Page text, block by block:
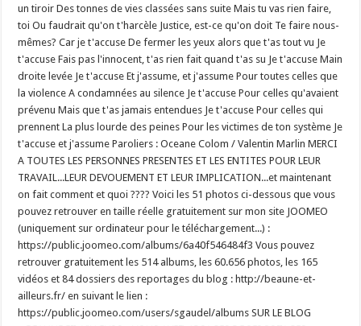
un tiroir Des tonnes de vies classées sans suite Mais tu vas rien faire,
toi Ou faudrait qu'on t'harcèle Justice, est-ce qu'on doit Te faire nous-
mêmes? Car je t'accuse De fermer les yeux alors que t'as tout vu Je
t'accuse Fais pas l'innocent, t'as rien fait quand t'as su Je t'accuse Main
droite levée Je t'accuse Et j'assume, et j'assume Pour toutes celles que
la violence A condamnées au silence Je t'accuse Pour celles qu'avaient
prévenu Mais que t'as jamais entendues Je t'accuse Pour celles qui
prennent La plus lourde des peines Pour les victimes de ton système Je
t'accuse et j'assume Paroliers : Oceane Colom / Valentin Marlin MERCI
A TOUTES LES PERSONNES PRESENTES ET LES ENTITES POUR LEUR
TRAVAIL...LEUR DEVOUEMENT ET LEUR IMPLICATION...et maintenant
on fait comment et quoi ???? Voici les 51 photos ci-dessous que vous
pouvez retrouver en taille réelle gratuitement sur mon site JOOMEO
(uniquement sur ordinateur pour le téléchargement...) :
https://public.joomeo.com/albums/6a40f546484f3 Vous pouvez
retrouver gratuitement les 514 albums, les 60.656 photos, les 165
vidéos et 84 dossiers des reportages du blog : http://beaune-et-
ailleurs.fr/ en suivant le lien :
https://public.joomeo.com/users/sgaudel/albums SUR LE BLOG